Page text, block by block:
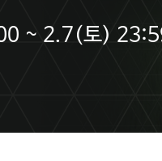
~ 2.7(토)